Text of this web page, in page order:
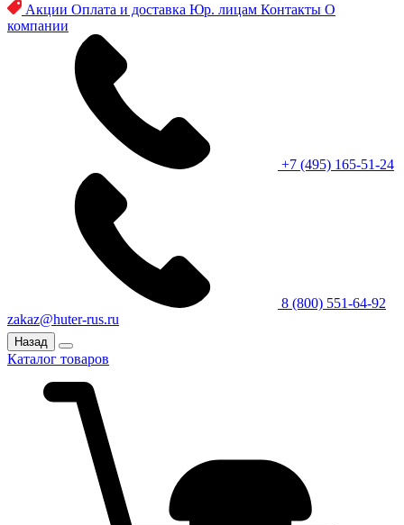
Акции Оплата и доставка Юр. лицам Контакты О
компании
+7 (495) 165-51-24
8 (800) 551-64-92
zakaz@huter-rus.ru
Назад
Каталог товаров